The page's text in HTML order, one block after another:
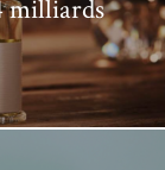
milliards